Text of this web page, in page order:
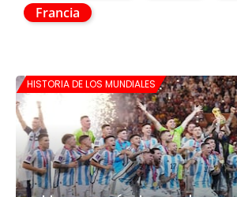
Francia
HISTORIA DE LOS MUNDIALES